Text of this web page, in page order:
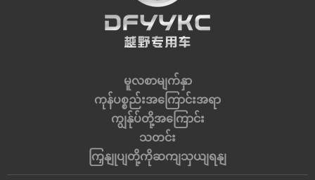
မူလစာမျက်နှာ
ကုန်ပစ္စည်းအကြောင်းအရာ
ကျွန်ုပ်တို့အကြောင်း
သတင်း
ကြှနျုပျတို့ကိုဆကျသှယျရနျ